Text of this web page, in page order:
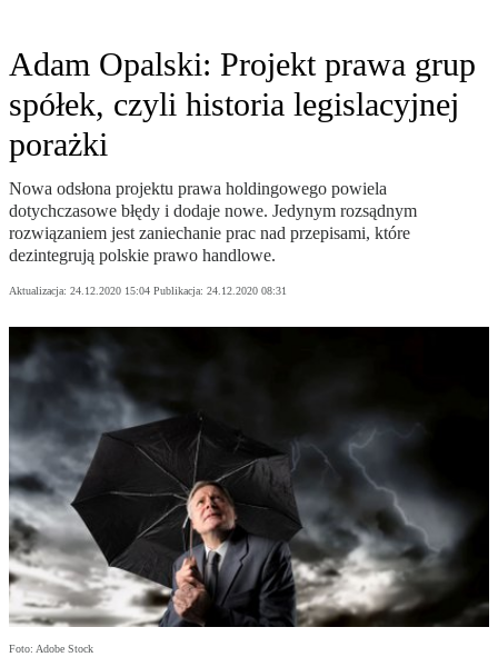
Adam Opalski: Projekt prawa grup
spółek, czyli historia legislacyjnej
porażki
Nowa odsłona projektu prawa holdingowego powiela
dotychczasowe błędy i dodaje nowe. Jedynym rozsądnym
rozwiązaniem jest zaniechanie prac nad przepisami, które
dezintegrują polskie prawo handlowe.
Aktualizacja: 24.12.2020 15:04 Publikacja: 24.12.2020 08:31
Foto: Adobe Stock